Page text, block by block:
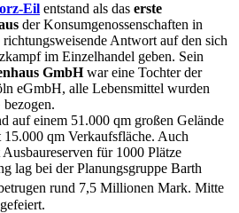
Eil entstand als das erste
der Konsumgenossenschaften in
Antwort auf den sich
im Einzelhandel geben. Sein
GmbHwar eine Tochter der
eGmbH, alle Lebensmittel wurden
auf einem 51.000 qm großen Gelände
qm Verkaufsfläche. Auch
für 1000 Plätze
lag bei der Planungsgruppe Barth
rund 7,5 Millionen Mark. Mitte